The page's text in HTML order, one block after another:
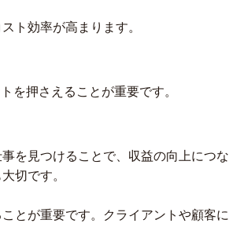
ト効率が高まります。
を押さえることが重要です。
を見つけることで、収益の向上につ
切です。
とが重要です。クライアントや顧客